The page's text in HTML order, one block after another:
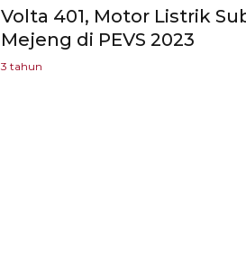
Volta 401, Motor Listrik
Mejeng di PEVS 2023
3 tahun